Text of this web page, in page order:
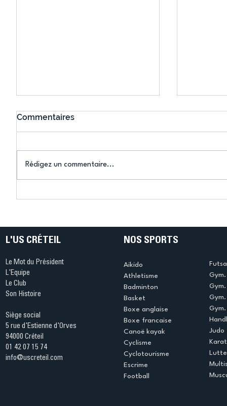
Commentaires
Rédigez un commentaire...
L'US CRÉTEIL
Le Mot du Président
L'Equipe
Le Club
Son Histoire
Siège social
5 rue d'Estienne d'Orves
94000 Créteil
01 42 07 15 74
info@uscreteil.com
NOS SPORTS
Aikido
Athletisme
Badminton
Basket
Boxe anglaise
Boxe francaise
Canoë kayak
Cyclisme
Cyclotourisme
Escrime
Football
Judo
Lutte